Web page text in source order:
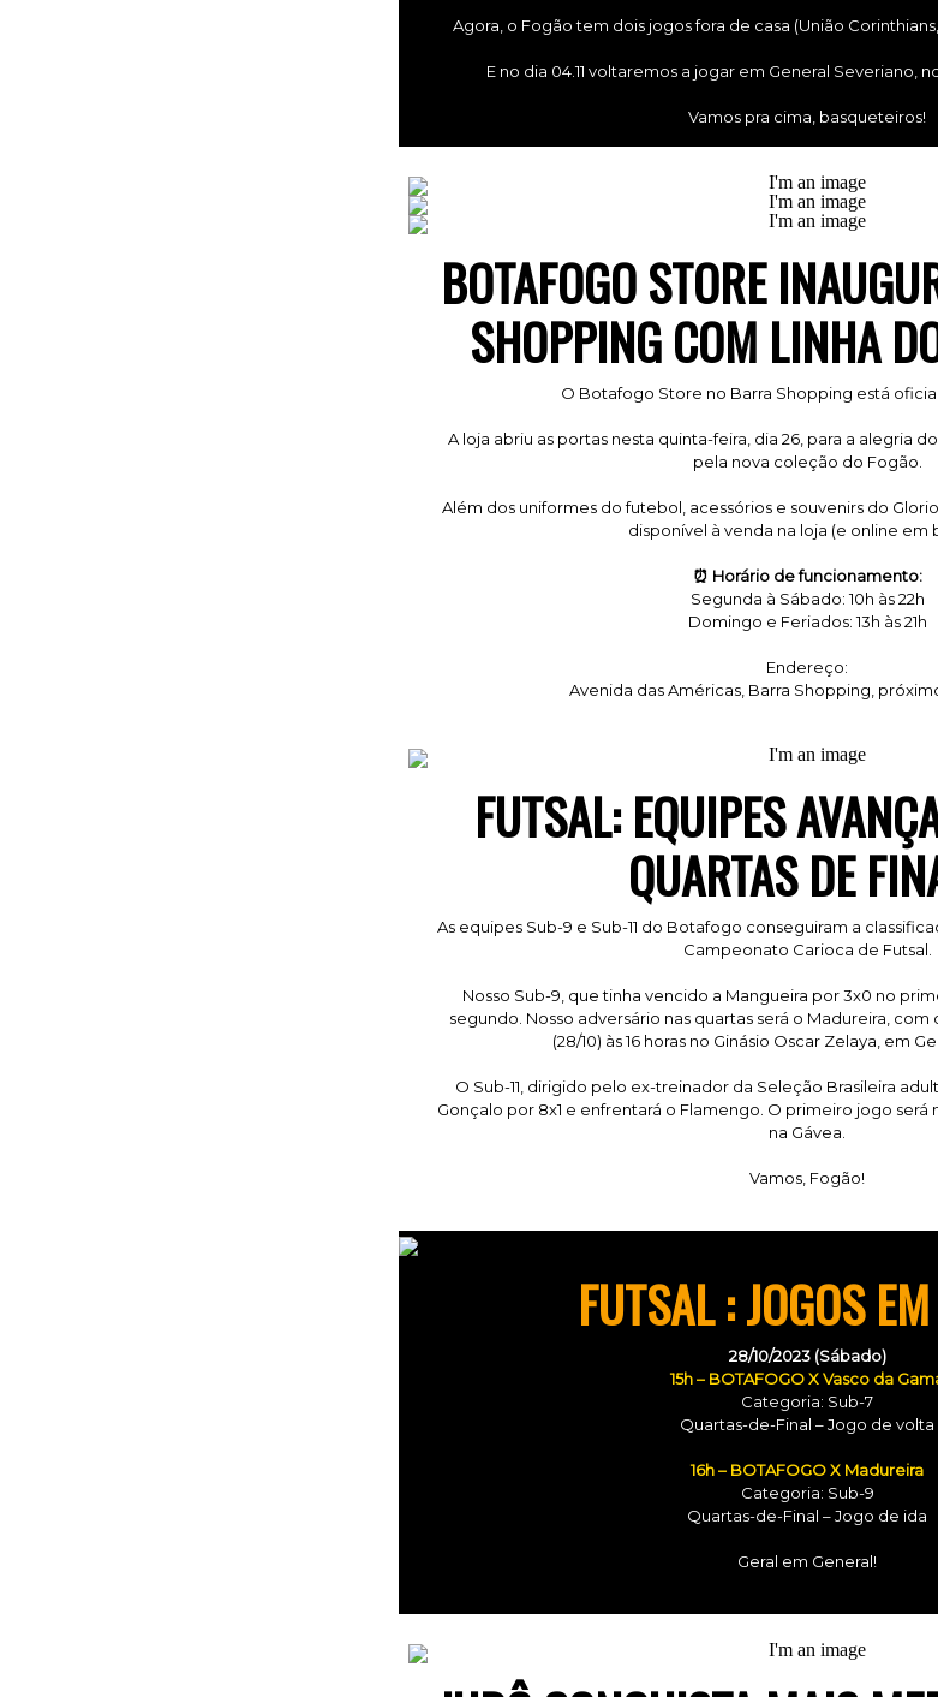
Agora, o Fogão tem dois jogos fora de casa (União Corinthians,
E no dia 04.11 voltaremos a jogar em General Severiano,
Vamos pra cima, basqueteiros!
BOTAFOGO STORE
SHOPPING COM LINHA
O Botafogo Store no Barra Shopping está
A loja abriu as portas nesta quinta-feira, dia 26, para a alegria
pela nova coleção do Fogão.
Além dos uniformes do futebol, acessórios e souvenirs do
disponível à venda na loja (e online em
⏰ Horário de funcionamento:
Segunda à Sábado: 10h às 22h
Domingo e Feriados: 13h às 21h
Endereço:
Avenida das Américas, Barra Shopping,
FUTSAL:EQUIPES
QUARTAS DE
As equipes Sub-9 e Sub-11 do Botafogo conseguiram a
Campeonato Carioca de Futsal.
Nosso Sub-9, que tinha vencido a Mangueira por 3x0 no
segundo. Nosso adversário nas quartas será o Madureira,
(28/10) às 16 horas no Ginásio Oscar Zelaya, em
O Sub-11, dirigido pelo ex-treinador da Seleção Brasileira
Gonçalo por 8x1 e enfrentará o Flamengo. O primeiro jogo será
na Gávea.
Vamos, Fogão!
FUTSAL : JOGOS
28/10/2023 (Sábado)
15h – BOTAFOGO X Vasco da
Categoria: Sub-7
Quartas-de-Final – Jogo de volta
16h – BOTAFOGO X Madureira
Categoria: Sub-9
Quartas-de-Final – Jogo de ida
Geral em General!